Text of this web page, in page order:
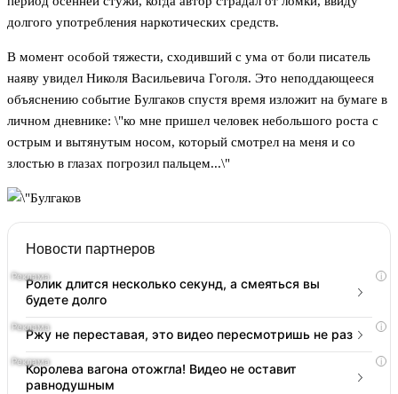
долгого употребления наркотических средств.
В момент особой тяжести, сходивший с ума от боли писатель
наяву увидел Николя Васильевича Гоголя. Это неподдающееся
объяснению событие Булгаков спустя время изложит на бумаге в
личном дневнике: \"ко мне пришел человек небольшого роста с
острым и вытянутым носом, который смотрел на меня и со
злостью в глазах погрозил пальцем...\"
Новости партнеров
i
Ролик длится несколько секунд, а смеяться вы
будете долго
i
Ржу не переставая, это видео пересмотришь не раз
i
Королева вагона отожгла! Видео не оставит
равнодушным